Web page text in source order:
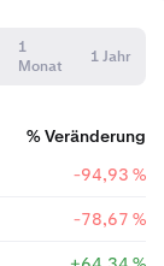
1
Monat
1 Jahr
% Veränderung
-94,93 %
-78,67 %